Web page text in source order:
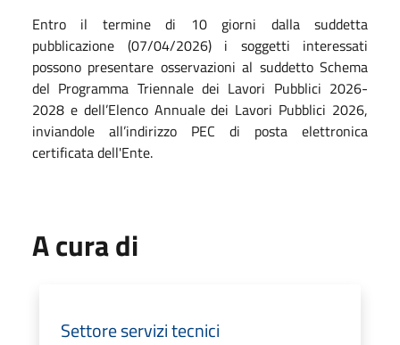
Entro il termine di 10 giorni dalla suddetta
pubblicazione (07/04/2026) i soggetti interessati
possono presentare osservazioni al suddetto Schema
del Programma Triennale dei Lavori Pubblici 2026-
2028 e dell’Elenco Annuale dei Lavori Pubblici 2026,
inviandole all’indirizzo PEC di posta elettronica
certificata dell'Ente.
A cura di
Settore servizi tecnici